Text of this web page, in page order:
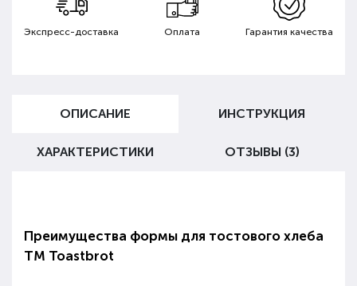
Экспресс-доставка Оплата Гарантия качества
ОПИСАНИЕ ИНСТРУКЦИЯ
ХАРАКТЕРИСТИКИ ОТЗЫВЫ (3)
Преимущества формы для тостового хлеба
ТМ Toastbrot